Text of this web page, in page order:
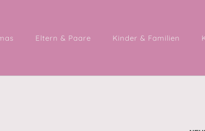
Eltern & Paare Kinder & Familien